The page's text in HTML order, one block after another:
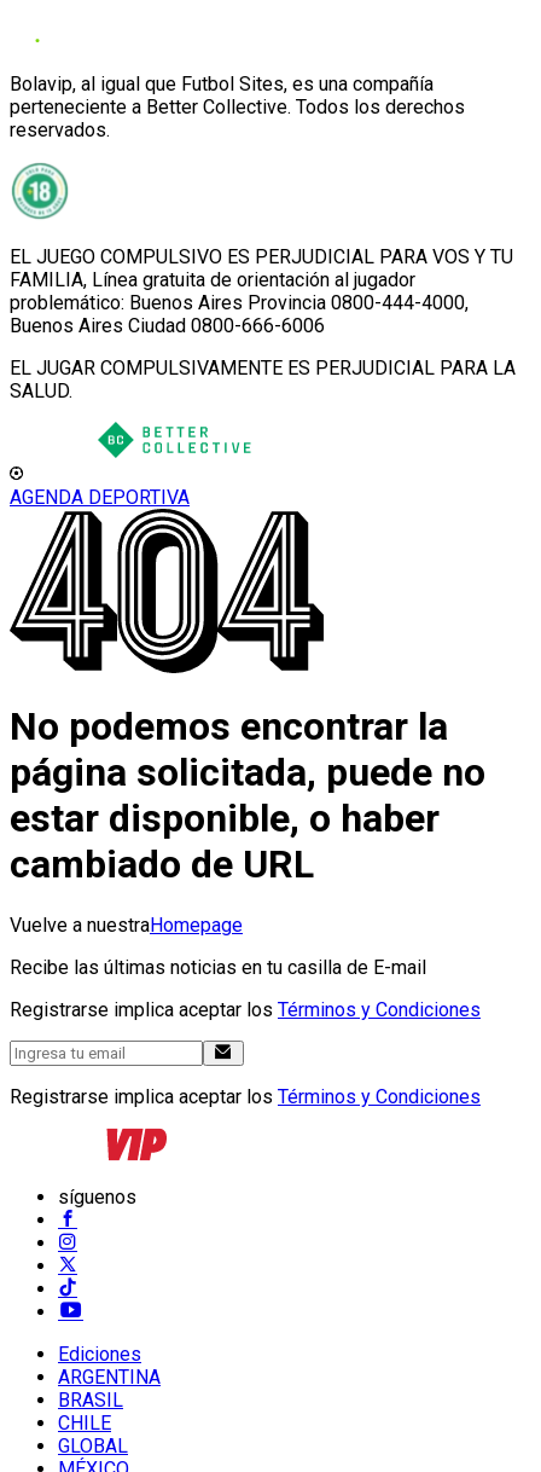
Bolavip, al igual que Futbol Sites, es una compañía
perteneciente a Better Collective. Todos los derechos
reservados.
EL JUEGO COMPULSIVO ES PERJUDICIAL PARA VOS Y TU
FAMILIA, Línea gratuita de orientación al jugador
problemático: Buenos Aires Provincia 0800-444-4000,
Buenos Aires Ciudad 0800-666-6006
EL JUGAR COMPULSIVAMENTE ES PERJUDICIAL PARA LA
SALUD.
AGENDA DEPORTIVA
No podemos encontrar la
página solicitada, puede no
estar disponible, o haber
cambiado de URL
Vuelve a nuestraHomepage
Recibe las últimas noticias en tu casilla de E-mail
Registrarse implica aceptar los Términos y Condiciones
Registrarse implica aceptar los Términos y Condiciones
síguenos
Ediciones
ARGENTINA
BRASIL
CHILE
GLOBAL